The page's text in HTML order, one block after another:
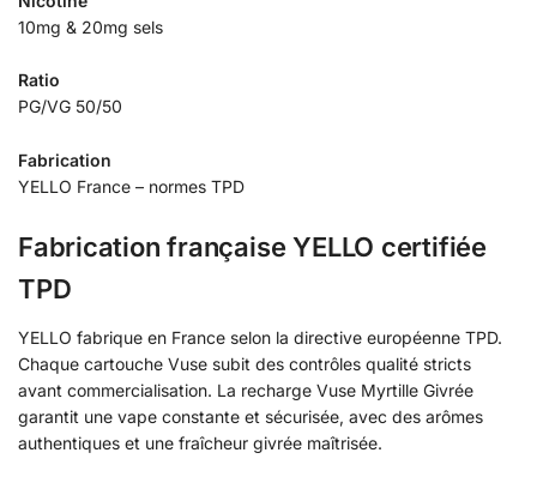
10mg & 20mg sels
Ratio
PG/VG 50/50
Fabrication
YELLO France – normes TPD
Fabrication française YELLO certifiée
TPD
YELLO fabrique en France selon la directive européenne TPD.
Chaque cartouche Vuse subit des contrôles qualité stricts
avant commercialisation. La recharge Vuse Myrtille Givrée
garantit une vape constante et sécurisée, avec des arômes
authentiques et une fraîcheur givrée maîtrisée.